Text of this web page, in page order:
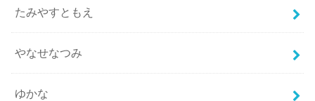
たみやすともえ
やなせなつみ
ゆかな